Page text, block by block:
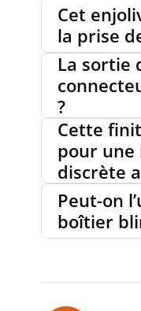
HAUTEUR
PRODUCT
Cet
la prise
La sortie
?
Cette
pour
discrète
Peut-on
boîtier